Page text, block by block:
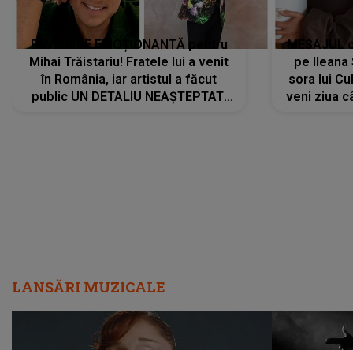
REVEDERE EMOȚIONANTĂ pentru
Mihai Trăistariu! Fratele lui a venit
în România, iar artistul a făcut
public UN DETALIU NEAȘTEPTAT:
MESAJUL
pe Ileana
sora lui
veni ziua
LANSĂRI MUZICALE